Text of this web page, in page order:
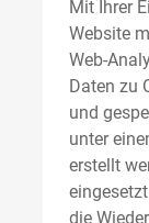
Mit Ihrer
Website
Web-
Daten zu
und
unter
erstellt
die